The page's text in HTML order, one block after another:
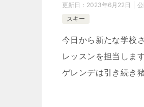
更新日： 2023年6月22日
スキー
今日から新たな学校
レッスンを担当します
ゲレンデは引き続き